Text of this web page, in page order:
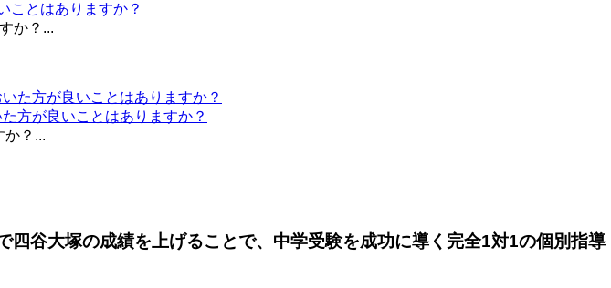
ことはありますか？
か？...
方が良いことはありますか？
か？...
谷大塚の成績を上げることで、中学受験を成功に導く完全1対1の個別指導